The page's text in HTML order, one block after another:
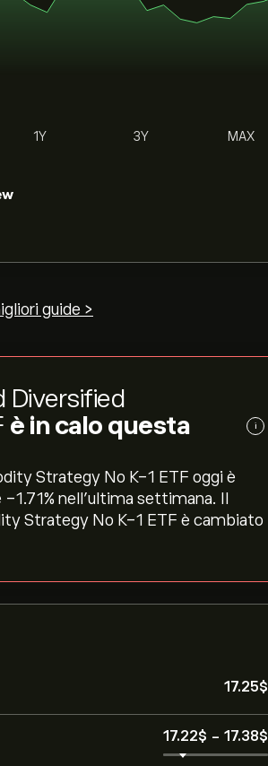
1Y 3Y MAX
guide >
Diversified
è in calo questa
i
Strategy No K-1 ETF oggi è
1.71‎% nell'ultima settimana. Il
Strategy No K-1 ETF è cambiato
17.25‎$‎
17.22‎$‎ - 17.38‎$‎